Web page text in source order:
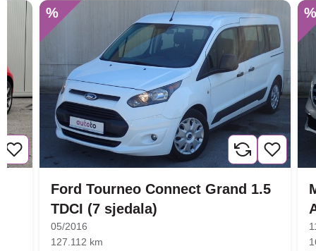
%
Ford Tourneo Connect Grand 1.5
TDCI (7 sjedala)
05/2016
127.112 km